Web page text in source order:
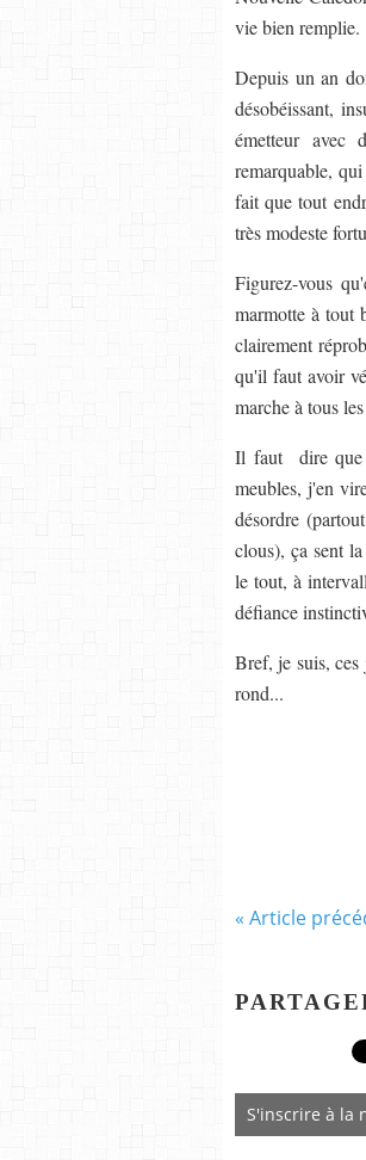
vie bien remplie.
Depuis un an
désobéissant,
émetteur avec
remarquable,
fait que tout
très modeste
Figurez-vous
marmotte à tout
clairement
qu'il faut avoir
marche à tous
Il faut dire que
meubles, j'en
désordre
clous), ça sent
le tout, à
défiance
Bref, je suis, ces
rond...
« Article
S'inscrire à la